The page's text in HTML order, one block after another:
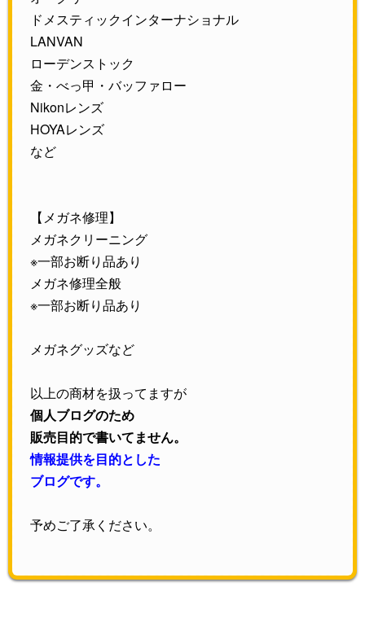
ドメスティックインターナショナル
LANVAN
ローデンストック
金・べっ甲・バッファロー
Nikonレンズ
HOYAレンズ
など
【メガネ修理】
メガネクリーニング
※一部お断り品あり
メガネ修理全般
※一部お断り品あり
メガネグッズなど
以上の商材を扱ってますが
個人ブログのため
販売目的で書いてません。
情報提供を目的とした
ブログです。
予めご了承ください。